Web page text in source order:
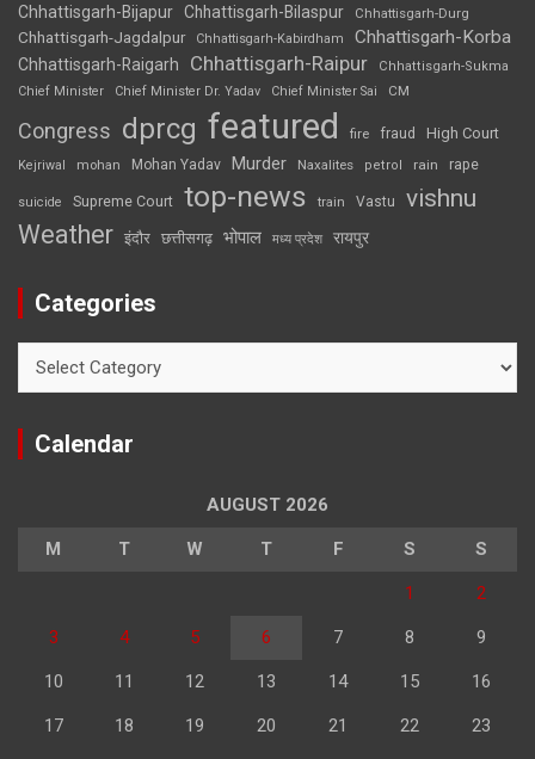
Chhattisgarh-Bijapur Chhattisgarh-Bilaspur Chhattisgarh-Durg
Chhattisgarh-Jagdalpur Chhattisgarh-Kabirdham Chhattisgarh-Korba
Chhattisgarh-Raigarh Chhattisgarh-Raipur
Chhattisgarh-Sukma
Chief Minister
Chief Minister Dr. Yadav Chief Minister Sai CM
Congress dprcg featured fire fraud High Court
Kejriwal mohan Mohan Yadav Murder Naxalites petrol rain rape
suicide Supreme Court top-news train Vastu vishnu
Weather इंदौर छत्तीसगढ़ भोपाल मध्य प्रदेश रायपुर
Categories
Calendar
AUGUST 2026
M T W T F S S
1 2
3 4 5 6 7 8 9
10 11 12 13 14 15 16
17 18 19 20 21 22 23